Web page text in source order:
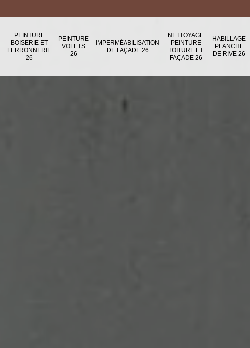
PEINTURE
BOISERIE ET
FERRONNERIE
26
PEINTURE
VOLETS
26
IMPERMÉABILISATION
DE FAÇADE 26
NETTOYAGE
PEINTURE
TOITURE ET
FAÇADE 26
HABILLAGE
PLANCHE
DE RIVE 26